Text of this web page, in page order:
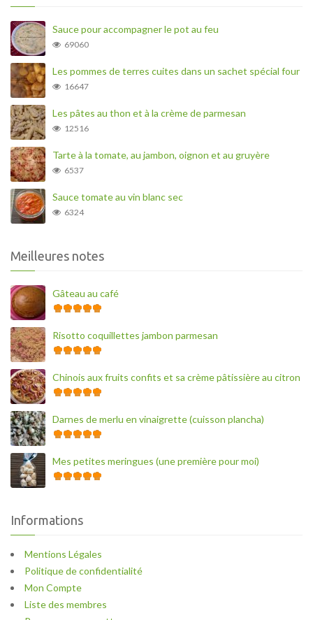
Sauce pour accompagner le pot au feu
69060
Les pommes de terres cuites dans un sachet spécial four
16647
Les pâtes au thon et à la crème de parmesan
12516
Tarte à la tomate, au jambon, oignon et au gruyère
6537
Sauce tomate au vin blanc sec
6324
Meilleures notes
Gâteau au café
Risotto coquillettes jambon parmesan
Chinois aux fruits confits et sa crème pâtissière au citron
Darnes de merlu en vinaigrette (cuisson plancha)
Mes petites meringues (une première pour moi)
Informations
Mentions Légales
Politique de confidentialité
Mon Compte
Liste des membres